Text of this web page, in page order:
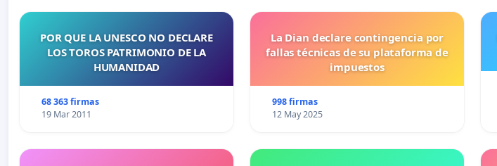
POR QUE LA UNESCO NO DECLARE
LOS TOROS PATRIMONIO DE LA
HUMANIDAD
68 363 firmas
19 Mar 2011
La Dian declare contingencia por
fallas técnicas de su plataforma de
impuestos
998 firmas
12 May 2025